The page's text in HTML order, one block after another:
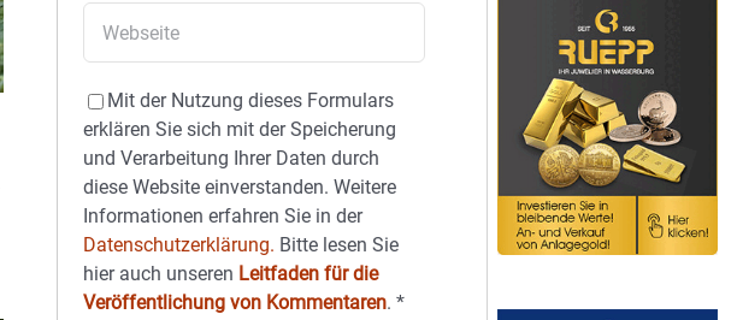
Mit der Nutzung dieses Formulars
erklären Sie sich mit der Speicherung
und Verarbeitung Ihrer Daten durch
diese Website einverstanden. Weitere
Informationen erfahren Sie in der
Datenschutzerklärung. Bitte lesen Sie
hier auch unseren Leitfaden für die
Veröffentlichung von Kommentaren.*